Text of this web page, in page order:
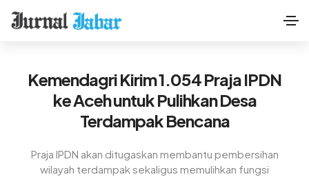
Kemendagri Kirim 1.054 Praja IPDN
ke Aceh untuk Pulihkan Desa
Terdampak Bencana
Praja IPDN akan ditugaskan membantu pembersihan
wilayah terdampak sekaligus memulihkan fungsi